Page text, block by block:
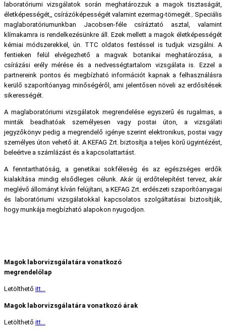
laboratóriumi vizsgálatok során meghatározzuk a magok tisztaságát,
életképességét,, csírázóképességét valamint ezermag-tömegét.. Speciális
maglaboratóriumunkban Jacobsen-féle csíráztató asztal, valamint
klímakamra is rendelkezésünkre áll. Ezek mellett a magok életképességét
kémiai módszerekkel, ún. TTC oldatos festéssel is tudjuk vizsgálni. A
fentieken felül elvégezhető a magvak botanikai meghatározása, a
csírázási erély mérése és a nedvességtartalom vizsgálata is. Ezzel a
partnereink pontos és megbízható információt kapnak a felhasználásra
kerülő szaporítóanyag minőségéről, ami jelentősen növeli az erdősítések
sikerességét.
A maglaboratóriumi vizsgálatok megrendelése egyszerű és rugalmas, a
minták beadhatóak személyesen vagy postai úton, a vizsgálati
jegyzőkönyv pedig a megrendelő igénye szerint elektronikus, postai vagy
személyes úton vehető át. A KEFAG Zrt. biztosítja a teljes körű ügyintézést,
beleértve a számlázást és a kapcsolattartást.
A fenntarthatóság, a genetikai sokféleség és az egészséges erdők
kialakítása mindig elsődleges célunk. Akár új erdőtelepítést tervez, akár
meglévő állományt kíván felújítani, a KEFAG Zrt. erdészeti szaporítóanyagai
és laboratóriumi vizsgálatokkal kapcsolatos szolgáltatásai biztosítják,
hogy munkája megbízható alapokon nyugodjon.
Magok laborvizsgálatára vonatkozó
megrendelőlap
Letölthető itt...
Magok laborvizsgálatára vonatkozó árak
Letölthető itt...